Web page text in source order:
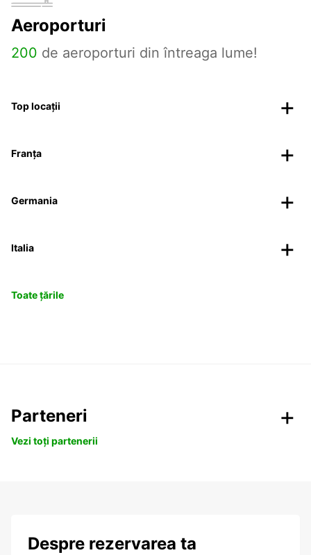
Aeroporturi
200 de aeroporturi din întreaga lume!
Top locații
Franța
Germania
Italia
Toate țările
Parteneri
Vezi toți partenerii
Despre rezervarea ta